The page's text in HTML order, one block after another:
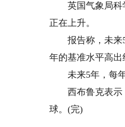
英国气象局科学
正在上升。
报告称，未来5
年的基准水平高出
未来5年，每年3
西布鲁克表示，
球。(完)